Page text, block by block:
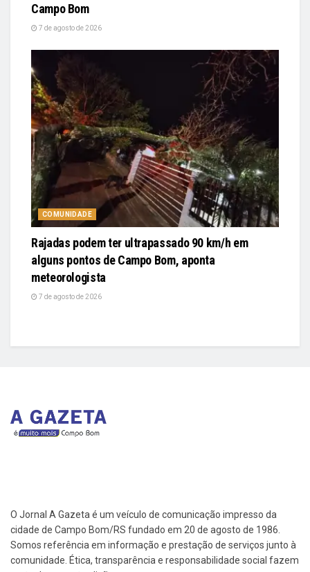
Campo Bom
7 de agosto de 2026
COMUNIDADE
Rajadas podem ter ultrapassado 90 km/h em
alguns pontos de Campo Bom, aponta
meteorologista
7 de agosto de 2026
O Jornal A Gazeta é um veículo de comunicação impresso da
cidade de Campo Bom/RS fundado em 20 de agosto de 1986.
Somos referência em informação e prestação de serviços junto à
comunidade. Ética, transparência e responsabilidade social fazem